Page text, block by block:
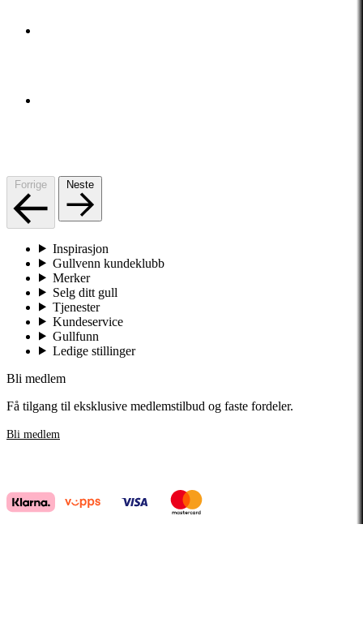
Forrige Neste
Inspirasjon
Gullvenn kundeklubb
Merker
Selg ditt gull
Tjenester
Kundeservice
Gullfunn
Ledige stillinger
Bli medlem
Få tilgang til eksklusive medlemstilbud og faste fordeler.
Bli medlem